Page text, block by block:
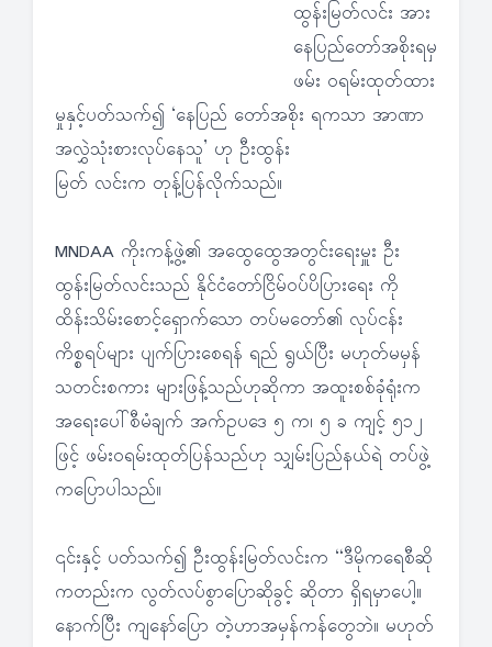
ထွန်းမြတ်လင်း အား
နေပြည်တော်အစိုးရမှ
ဖမ်း ဝရမ်းထုတ်ထား
မှုနှင့်ပတ်သက်၍ ‘နေပြည် တော်အစိုး ရကသာ အာဏာ
အလွှဲသုံးစားလုပ်နေသူ’ ဟု ဦးထွန်း
မြတ် လင်းက တုန့်ပြန်လိုက်သည်။
MNDAA ကိုးကန့်ဖွဲ့၏ အထွေထွေအတွင်းရေးမှူး ဦး
ထွန်းမြတ်လင်းသည် နိုင်ငံတော်ငြိမ်ဝပ်ပိပြားရေး ကို
ထိန်းသိမ်းစောင့်ရှောက်သော တပ်မတော်၏ လုပ်ငန်း
ကိစ္စရပ်များ ပျက်ပြားစေရန် ရည် ရွယ်ပြီး မဟုတ်မမှန်
သတင်းစကား များဖြန့်သည်ဟုဆိုကာ အထူးစစ်ခုံရုံးက
အရေးပေါ်စီမံချက် အက်ဥပဒေ ၅ က၊ ၅ ခ ကျင့် ၅၁၂
ဖြင့် ဖမ်းဝရမ်းထုတ်ပြန်သည်ဟု သျှမ်းပြည်နယ်ရဲ တပ်ဖွဲ့
ကပြောပါသည်။
၎င်းနှင့် ပတ်သက်၍ ဦးထွန်းမြတ်လင်းက “ဒီမိုကရေစီဆို
ကတည်းက လွတ်လပ်စွာပြောဆိုခွင့် ဆိုတာ ရှိရမှာပေါ့။
နောက်ပြီး ကျနော်ပြော တဲ့ဟာအမှန်ကန်တွေဘဲ။ မဟုတ်